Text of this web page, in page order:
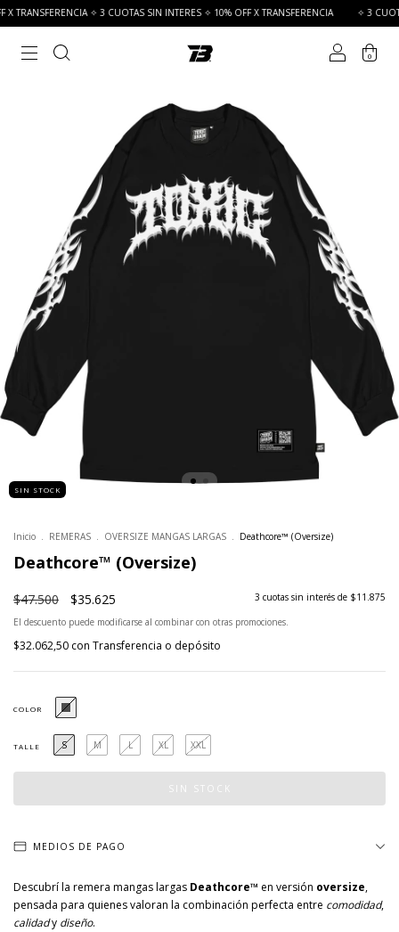
✧ 3 CUOTAS SIN INTERES ✧ 10% OFF X TRANSFERENCIA ✧ 3
0
SIN STOCK
Inicio . REMERAS . OVERSIZE MANGAS LARGAS . Deathcore™ (Oversize)
Deathcore™ (Oversize)
$47.500 $35.625 3 cuotas sin interés de $11.875
El descuento puede modificarse al combinar con otras promociones.
$32.062,50 con Transferencia o depósito
COLOR
TALLE S M L XL XXL
MEDIOS DE PAGO
Descubrí la remera mangas largas Deathcore™ en versión oversize,
pensada para quienes valoran la combinación perfecta entre comodidad,
calidady diseño.